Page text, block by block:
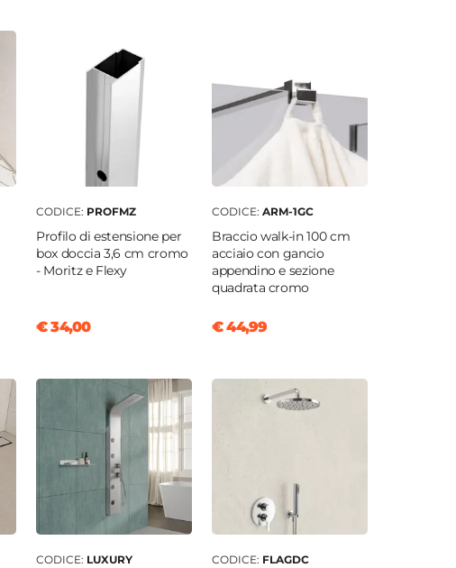
CODICE: PROFMZ
Profilo di estensione per
box doccia 3,6 cm cromo
- Moritz e Flexy
€ 34,00
CODICE: ARM-1GC
Braccio walk-in 100 cm
acciaio con gancio
appendino e sezione
quadrata cromo
€ 44,99
CODICE: LUXURY CODICE: FLAGDC